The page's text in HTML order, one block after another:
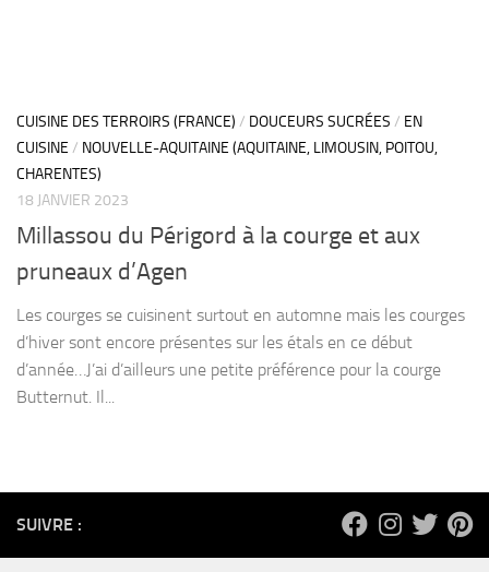
CUISINE DES TERROIRS (FRANCE) / DOUCEURS SUCRÉES / EN
CUISINE / NOUVELLE-AQUITAINE (AQUITAINE, LIMOUSIN, POITOU,
CHARENTES)
18 JANVIER 2023
Millassou du Périgord à la courge et aux
pruneaux d’Agen
Les courges se cuisinent surtout en automne mais les courges
d’hiver sont encore présentes sur les étals en ce début
d’année…J’ai d’ailleurs une petite préférence pour la courge
Butternut. Il...
SUIVRE :